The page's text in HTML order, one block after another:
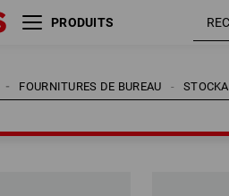
PRODUITS
FOURNITURES DE BUREAU
FOURNITURES DE BUREAU